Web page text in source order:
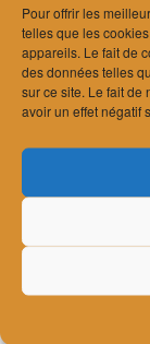
Pour offrir les
telles que les
appareils. Le fait de
des données telles
sur ce site. Le fait de
avoir un effet négatif
mars 2024
février 2024
janvier 2024
décembre 2023
novembre 2023
avril 2023
janvier 2023
novembre 2022